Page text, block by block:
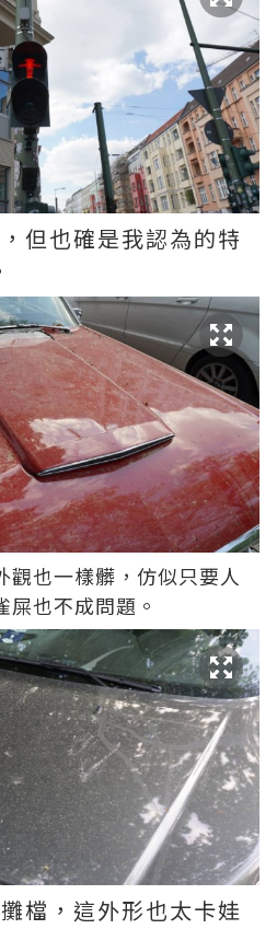
但也確是我認為的特
觀也一樣髒，仿似只要人
也不成問題。
檔，這外形也太卡娃